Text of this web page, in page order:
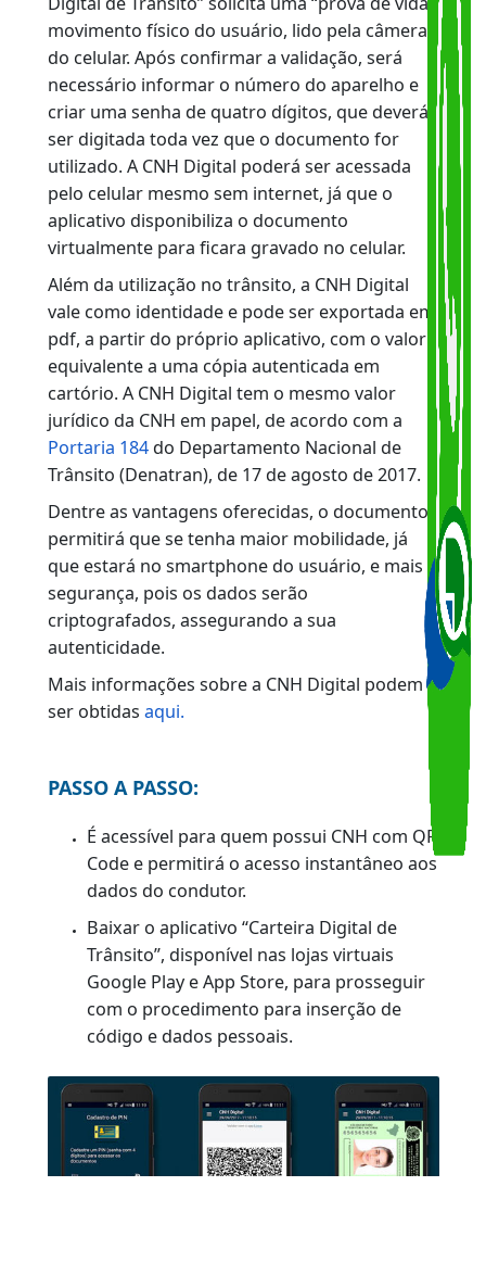
além da CNH, o CRLV (documento veicular)
Digital.
Todas as CNHs emitidas a partir de 2 de maio
de 2017 têm o QR Code.
Para validar a CNH Digital, o aplicativo “Carteira
Digital de Trânsito” solicita uma “prova de
movimento físico do usuário, lido pela câmera
do celular. Após confirmar a validação, será
necessário informar o número do aparelho e
criar uma senha de quatro dígitos, que deverá
ser digitada toda vez que o documento for
utilizado. A CNH Digital poderá ser acessada
pelo celular mesmo sem internet, já que o
aplicativo disponibiliza o documento
virtualmente para ficara gravado no celular.
Além da utilização no trânsito, a CNH Digital
vale como identidade e pode ser exportada em
pdf, a partir do próprio aplicativo, com o valor
equivalente a uma cópia autenticada em
cartório. A CNH Digital tem o mesmo valor
jurídico da CNH em papel, de acordo com a
Portaria 184do Departamento Nacional de
Trânsito (Denatran), de 17 de agosto de 2017.
permitirá que se tenha maior mobilidade, já
que estará no smartphone do usuário, e mais
segurança, pois os dados serão
criptografados, assegurando a sua
autenticidade.
Mais informações sobre a CNH Digital podem
ser obtidasaqui.
É acessível para quem possui CNH com QR
Code e permitirá o acesso instantâneo aos
dados do condutor.